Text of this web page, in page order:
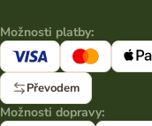
Možnosti platby:
Převodem
Možnosti dopravy: